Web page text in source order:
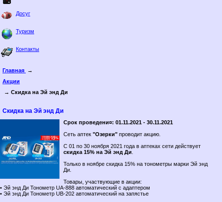
Досуг
Туризм
Контакты
Главная
→
Акции
→ Скидка на Эй энд Ди
Скидка на Эй энд Ди
Срок проведени¤: 01.11.2021 - 30.11.2021
Сеть аптек "Озерки" проводит акцию.
С 01 по 30 ноября 2021 года в аптеках сети действует
скидка 15% на Эй энд Ди
Только в ноябре скидка 15% на тонометры марки Эй энд
Ди.
Товары, участвующие в акции:
• Эй энд Ди Тонометр UA-888 автоматический с адаптером
• Эй энд Ди Тонометр UB-202 автоматический на запястье